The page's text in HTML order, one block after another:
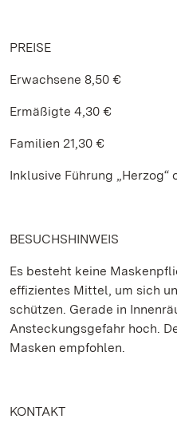
PREISE
Erwachsene 8,50 €
Ermäßigte 4,30 €
Familien 21,30 €
Inklusive Führung „Herzog“
BESUCHSHINWEIS
Es besteht keine
effizientes Mittel, um sich
schützen. Gerade in
Ansteckungsgefahr hoch.
Masken empfohlen.
KONTAKT